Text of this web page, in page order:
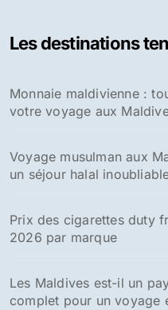
r
e
r
Les destinations
Monnaie maldivienne :
votre voyage aux
Voyage musulman aux
un séjour halal
Prix des cigarettes duty
2026 par marque
Les Maldives est-il un
complet pour un voyage